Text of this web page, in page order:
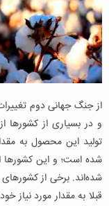
از جنگ جهانی دوم
و در بسیاری از کشورها
تولید این محصول به
شده است؛ و این کشورها
شده‌اند. برخی از کشورهای
قبلا به مقدار مورد نیاز